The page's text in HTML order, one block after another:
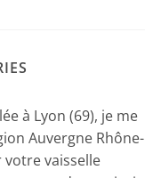
à Lyon (69), je me
Auvergne Rhône-
vaisselle